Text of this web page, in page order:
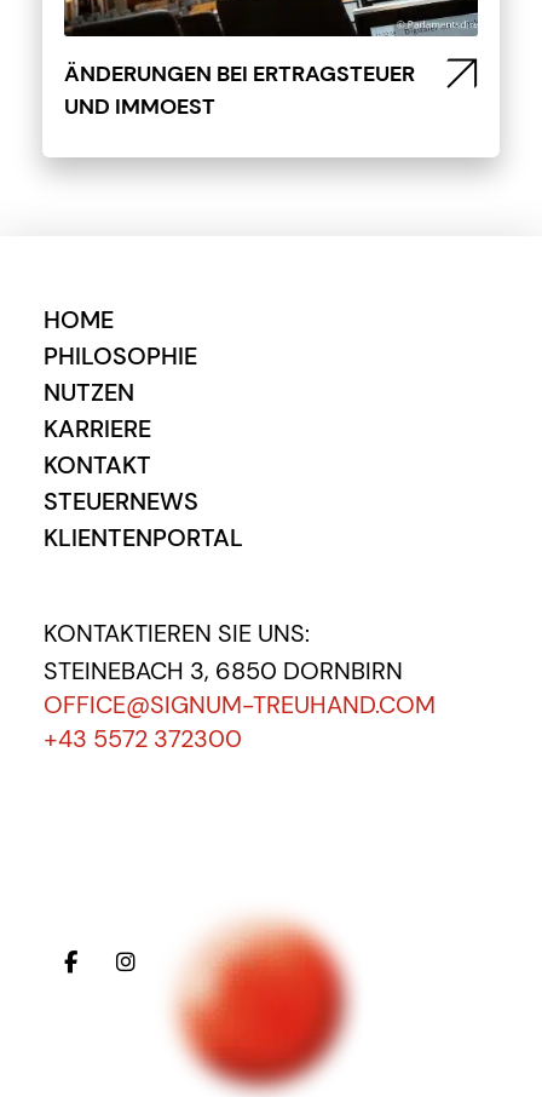
ÄNDERUNGEN BEI ERTRAGSTEUER
UND IMMOEST
HOME
PHILOSOPHIE
NUTZEN
KARRIERE
KONTAKT
STEUERNEWS
KLIENTENPORTAL
KONTAKTIEREN SIE UNS:
STEINEBACH 3, 6850 DORNBIRN
OFFICE@SIGNUM-TREUHAND.COM
+43 5572 372300